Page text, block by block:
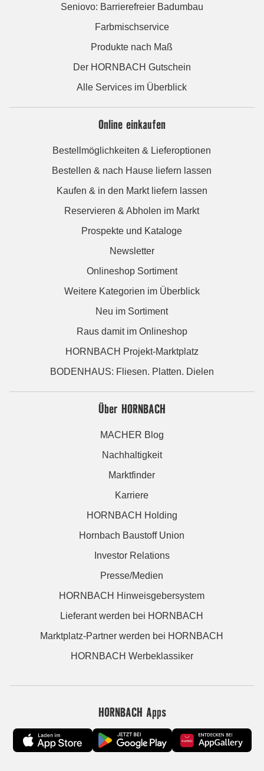
Seniovo: Barrierefreier Badumbau
Farbmischservice
Produkte nach Maß
Der HORNBACH Gutschein
Alle Services im Überblick
Online einkaufen
Bestellmöglichkeiten & Lieferoptionen
Bestellen & nach Hause liefern lassen
Kaufen & in den Markt liefern lassen
Reservieren & Abholen im Markt
Prospekte und Kataloge
Newsletter
Onlineshop Sortiment
Weitere Kategorien im Überblick
Neu im Sortiment
Raus damit im Onlineshop
HORNBACH Projekt-Marktplatz
BODENHAUS: Fliesen. Platten. Dielen
Über HORNBACH
MACHER Blog
Nachhaltigkeit
Marktfinder
Karriere
HORNBACH Holding
Hornbach Baustoff Union
Investor Relations
Presse/Medien
HORNBACH Hinweisgebersystem
Lieferant werden bei HORNBACH
Marktplatz-Partner werden bei HORNBACH
HORNBACH Werbeklassiker
HORNBACH Apps